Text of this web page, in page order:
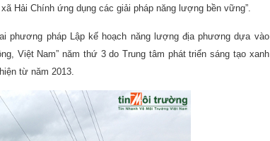
Hải Chính ứng dụng các giải pháp năng lượng bền vững”.
phương pháp Lập kế hoạch năng lượng địa phương dựa vào
Việt Nam” năm thứ 3 do Trung tâm phát triển sáng tạo xanh
từ năm 2013.